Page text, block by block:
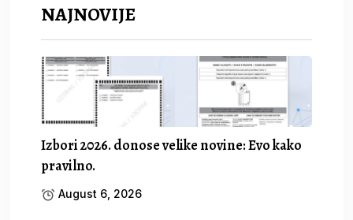
NAJNOVIJE
Izbori 2026. donose velike novine: Evo kako
pravilno.
August 6, 2026